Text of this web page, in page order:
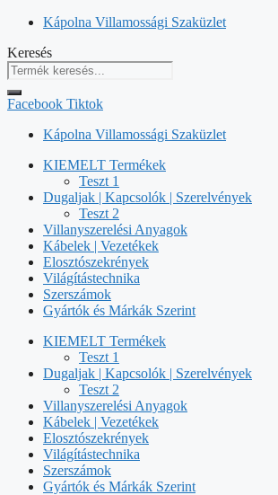
Kilépés
tartalomba
Kápolna Villamossági Szaküzlet
Keresés
Facebook Tiktok
Kápolna Villamossági Szaküzlet
KIEMELT Termékek
Teszt 1
Dugaljak | Kapcsolók | Szerelvények
Teszt 2
Villanyszerelési Anyagok
Kábelek | Vezetékek
Elosztószekrények
Világítástechnika
Szerszámok
Gyártók és Márkák Szerint
KIEMELT Termékek
Teszt 1
Dugaljak | Kapcsolók | Szerelvények
Teszt 2
Villanyszerelési Anyagok
Kábelek | Vezetékek
Elosztószekrények
Világítástechnika
Szerszámok
Gyártók és Márkák Szerint